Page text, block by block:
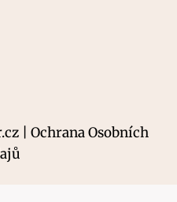
| Ochrana Osobních